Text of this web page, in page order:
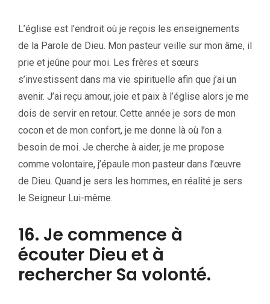
L’église est l’endroit où je reçois les enseignements
de la Parole de Dieu. Mon pasteur veille sur mon âme, il
prie et jeûne pour moi. Les frères et sœurs
s’investissent dans ma vie spirituelle afin que j’ai un
avenir. J’ai reçu amour, joie et paix à l’église alors je me
dois de servir en retour. Cette année je sors de mon
cocon et de mon confort, je me donne là où l’on a
besoin de moi. Je cherche à aider, je me propose
comme volontaire, j’épaule mon pasteur dans l’œuvre
de Dieu. Quand je sers les hommes, en réalité je sers
le Seigneur Lui-même.
16. Je commence à
écouter Dieu et à
rechercher Sa volonté.